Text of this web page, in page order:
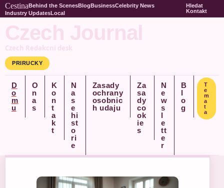
CestinaBehind the ScenesBlogBusinessCelebrity News
Industry UpdatesLocal
Hledat
Kontakt
Czech Journal
Czech Redakcni desk
PRIRUCKY
D
o
m
u
O
n
a
s
K
o
n
t
a
k
t
N
a
s
e
hi
st
o
ri
e
Zasady
ochrany
osobnic
h udaju
Za
sa
dy
co
ok
ie
s
N
e
w
s
l
e
tt
e
r
B
l
o
g
T
e
m
a
t
a